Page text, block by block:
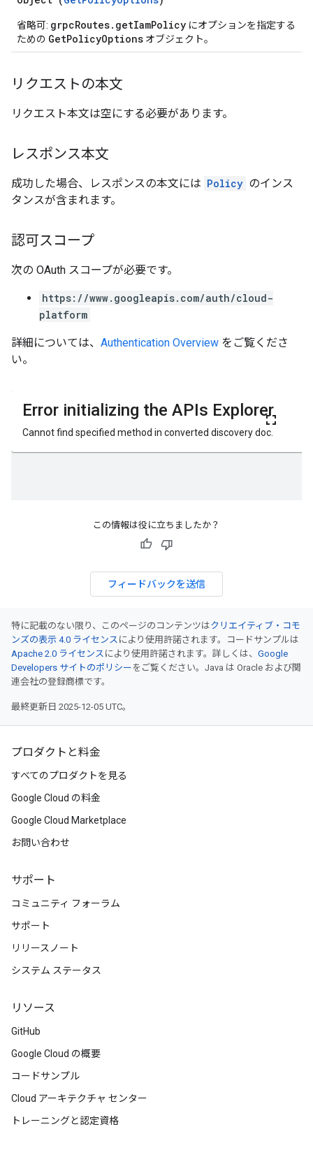
省略可: grpcRoutes.getIamPolicy にオプションを指定する
ための GetPolicyOptions オブジェクト。
リクエストの本文
リクエスト本文は空にする必要があります。
レスポンス本文
成功した場合、レスポンスの本文には Policy のインス
タンスが含まれます。
認可スコープ
次の OAuth スコープが必要です。
https://www.googleapis.com/auth/cloud-
platform
詳細については、 Authentication Overview をご覧くださ
い。
この情報は役に立ちましたか？
フィードバックを送信
特に記載のない限り、このページのコンテンツはクリエイティブ・コモ
ンズの表示 4.0 ライセンス により使用許諾されます。コードサンプルは
Apache 2.0 ライセンス により使用許諾されます。詳しくは、 Google
Developers サイトのポリシー をご覧ください。Java は Oracle および関
連会社の登録商標です。
最終更新日 2025-12-05 UTC。
プロダクトと料金
すべてのプロダクトを見る
Google Cloud の料金
Google Cloud Marketplace
お問い合わせ
サポート
コミュニティ フォーラム
サポート
リリースノート
システム ステータス
リソース
GitHub
Google Cloud の概要
コードサンプル
Cloud アーキテクチャ センター
トレーニングと認定資格